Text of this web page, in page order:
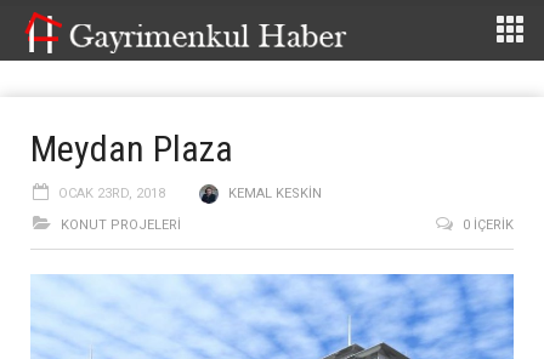
Meydan Plaza
OCAK 23RD, 2018
KEMAL KESKIN
KONUT PROJELERI
0 İÇERIK